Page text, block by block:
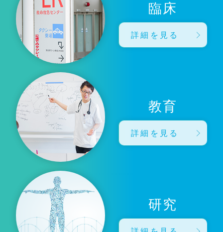
臨床
詳細を見る
教育
詳細を見る
研究